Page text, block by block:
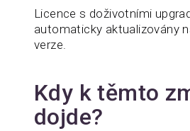
Licence s doživotními
automaticky aktualizovány
verze.
Kdy k těmto
dojde?